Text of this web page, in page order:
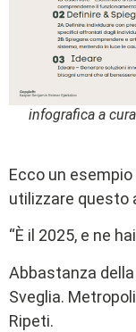
infografica a
Ecco un
utilizzare questo
“È il 2025, e ne
Abbastanza
Sveglia.
Ripeti.